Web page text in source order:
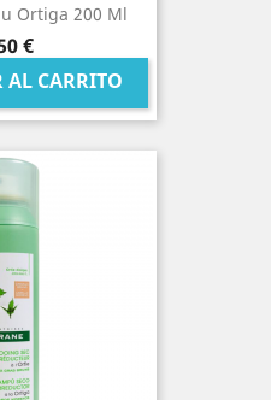
Ortiga 200 Ml
€
CARRITO